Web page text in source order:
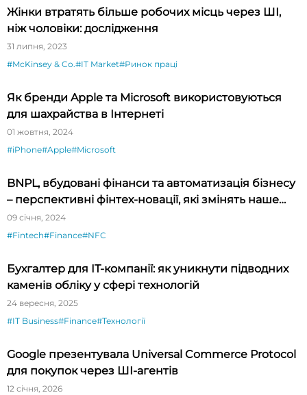
Жінки втратять більше робочих місць через ШІ,
ніж чоловіки: дослідження
31 липня, 2023
#McKinsey & Co.#IT Market#Ринок праці
Як бренди Apple та Microsoft використовуються
для шахрайства в Інтернеті
01 жовтня, 2024
#iPhone#Apple#Microsoft
BNPL, вбудовані фінанси та автоматизація бізнесу
– перспективні фінтех-новації, які змінять наше
життя
09 січня, 2024
#Fintech#Finance#NFC
Бухгалтер для IT-компанії: як уникнути підводних
каменів обліку у сфері технологій
24 вересня, 2025
#IT Business#Finance#Технології
Google презентувала Universal Commerce Protocol
для покупок через ШІ-агентів
12 січня, 2026